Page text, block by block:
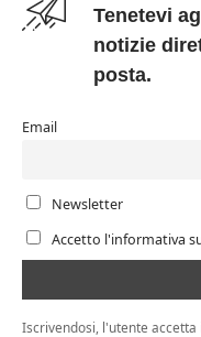
Tenetevi
notizie
posta.
Email
Newsletter
Accetto l'informativa
Iscrivendosi, l'utente accetta